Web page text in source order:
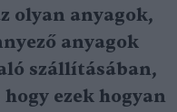
olyan anyagok,
anyagok
szállításában,
ezek hogyan